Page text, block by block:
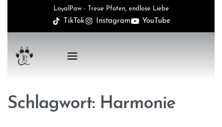
LoyalPaw - Treue Pfoten, endlose Liebe
TikTok Instagram YouTube
Schlagwort: Harmonie